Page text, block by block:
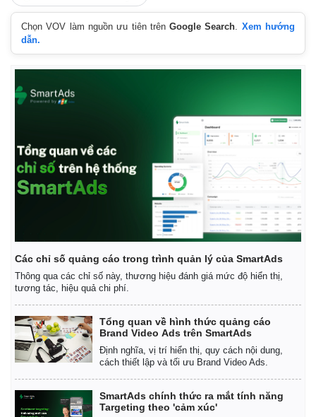
Khởi nghiệp
Thị trường
Giá vàng
Tiêu dùng
Tỷ giá
Chứng khoán
Chọn VOV làm nguồn ưu tiên trênGoogle Search. Xem hướng
dẫn.
Các chỉ số quảng cáo trong trình quản lý của SmartAds
Thông qua các chỉ số này, thương hiệu đánh giá mức độ hiển thị,
tương tác, hiệu quả chi phí.
Tổng quan về hình thức quảng cáo
Brand Video Ads trên SmartAds
Định nghĩa, vị trí hiển thị, quy cách nội dung,
cách thiết lập và tối ưu Brand Video Ads.
SmartAds chính thức ra mắt tính năng
Targeting theo 'cảm xúc'